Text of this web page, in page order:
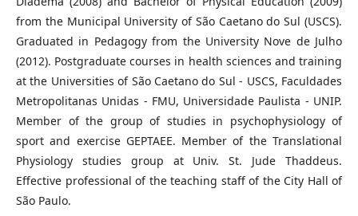
from the Municipal University of São Caetano do Sul (USCS).
Graduated in Pedagogy from the University Nove de Julho
(2012). Postgraduate courses in health sciences and training
at the Universities of São Caetano do Sul - USCS, Faculdades
Metropolitanas Unidas - FMU, Universidade Paulista - UNIP.
Member of the group of studies in psychophysiology of
sport and exercise GEPTAEE. Member of the Translational
Physiology studies group at Univ. St. Jude Thaddeus.
Effective professional of the teaching staff of the City Hall of
São Paulo.